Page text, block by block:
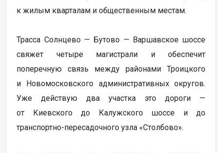
к жилым кварталам и общественным местам.
Трасса Солнцево — Бутово — Варшавское шоссе
свяжет четыре магистрали и обеспечит
поперечную связь между районами Троицкого
и Новомосковского административных округов.
Уже действую два участка это дороги —
от Киевского до Калужского шоссе и до
транспортно-пересадочного узла «Столбово».